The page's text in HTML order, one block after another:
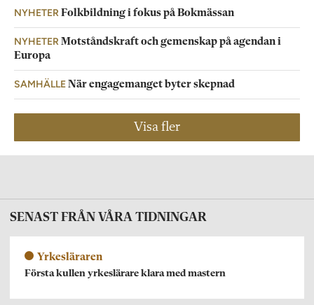
NYHETERFolkbildning i fokus på Bokmässan
NYHETERMotståndskraft och gemenskap på agendan i
Europa
SAMHÄLLENär engagemanget byter skepnad
Visa fler
SENAST FRÅN VÅRA TIDNINGAR
Yrkesläraren
Första kullen yrkeslärare klara med mastern